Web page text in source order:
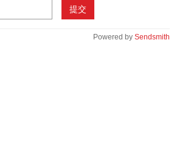
提交
Powered by Sendsmith